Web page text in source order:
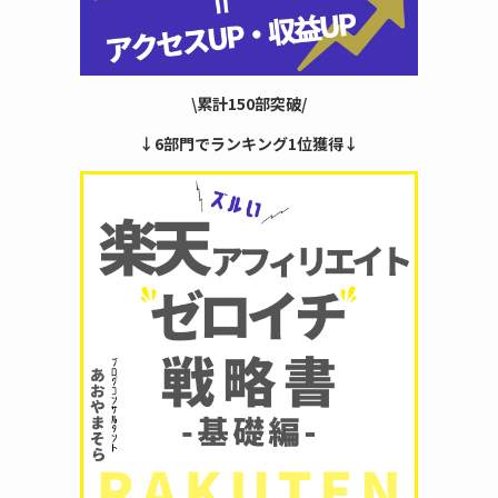
\累計150部突破/
↓6部門でランキング1位獲得↓